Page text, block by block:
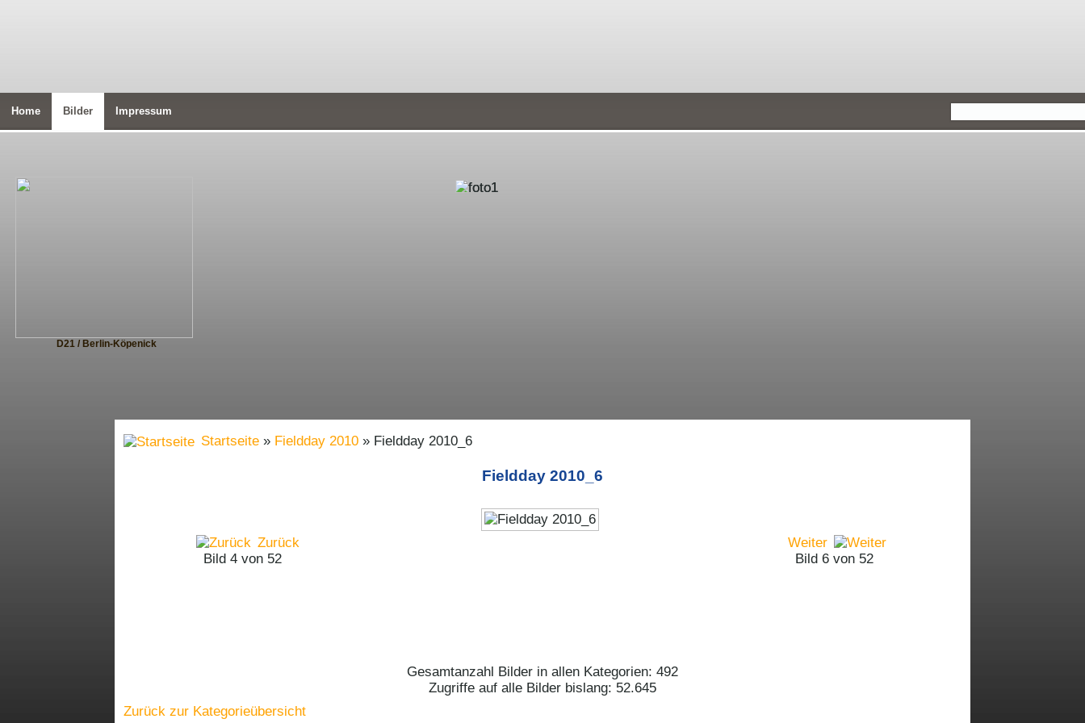
D21 / Berlin-Köpenick
Home Bilder Impressum
Startseite » Fieldday 2010 » Fieldday 2010_6
Fieldday 2010_6
Zurück
Bild 4 von 52
Weiter
Bild 6 von 52
Gesamtanzahl Bilder in allen Kategorien: 492
Zugriffe auf alle Bilder bislang: 52.645
Zurück zur Kategorieübersicht